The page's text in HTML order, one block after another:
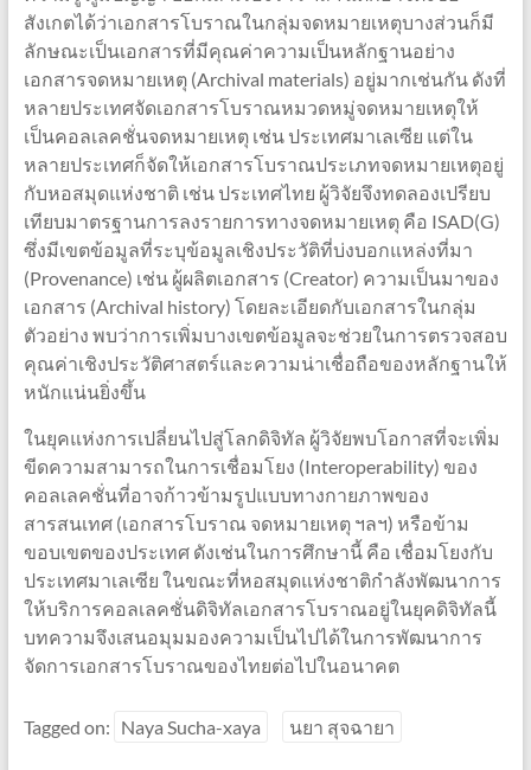
สังเกตได้ว่าเอกสารโบราณในกลุ่มจดหมายเหตุบางส่วนก็มี
ลักษณะเป็นเอกสารที่มีคุณค่าความเป็นหลักฐานอย่าง
เอกสารจดหมายเหตุ (Archival materials) อยู่มากเช่นกัน ดังที่
หลายประเทศจัดเอกสารโบราณหมวดหมู่จดหมายเหตุให้
เป็นคอลเลคชั่นจดหมายเหตุ เช่น ประเทศมาเลเซีย แต่ใน
หลายประเทศก็จัดให้เอกสารโบราณประเภทจดหมายเหตุอยู่
กับหอสมุดแห่งชาติ เช่น ประเทศไทย ผู้วิจัยจึงทดลองเปรียบ
เทียบมาตรฐานการลงรายการทางจดหมายเหตุ คือ ISAD(G)
ซึ่งมีเขตข้อมูลที่ระบุข้อมูลเชิงประวัติที่บ่งบอกแหล่งที่มา
(Provenance) เช่น ผู้ผลิตเอกสาร (Creator) ความเป็นมาของ
เอกสาร (Archival history) โดยละเอียดกับเอกสารในกลุ่ม
ตัวอย่าง พบว่าการเพิ่มบางเขตข้อมูลจะช่วยในการตรวจสอบ
คุณค่าเชิงประวัติศาสตร์และความน่าเชื่อถือของหลักฐานให้
หนักแน่นยิ่งขึ้น
ในยุคแห่งการเปลี่ยนไปสู่โลกดิจิทัล ผู้วิจัยพบโอกาสที่จะเพิ่ม
ขีดความสามารถในการเชื่อมโยง (Interoperability) ของ
คอลเลคชั่นที่อาจก้าวข้ามรูปแบบทางกายภาพของ
สารสนเทศ (เอกสารโบราณ จดหมายเหตุ ฯลฯ) หรือข้าม
ขอบเขตของประเทศ ดังเช่นในการศึกษานี้ คือ เชื่อมโยงกับ
ประเทศมาเลเซีย ในขณะที่หอสมุดแห่งชาติกำลังพัฒนาการ
ให้บริการคอลเลคชั่นดิจิทัลเอกสารโบราณอยู่ในยุคดิจิทัลนี้
บทความจึงเสนอมุมมองความเป็นไปได้ในการพัฒนาการ
จัดการเอกสารโบราณของไทยต่อไปในอนาคต
Tagged on: Naya Sucha-xaya นยา สุจฉายา